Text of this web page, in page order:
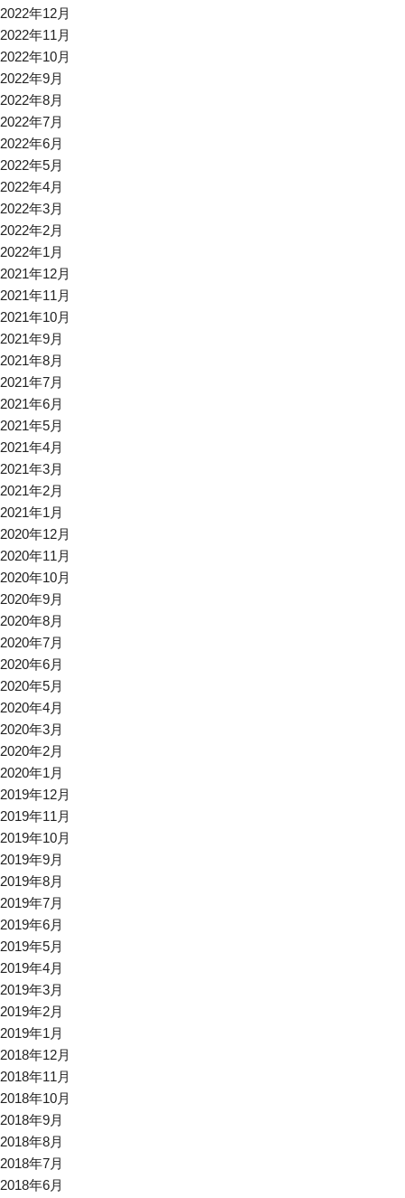
2022年12月
2022年11月
2022年10月
2022年9月
2022年8月
2022年7月
2022年6月
2022年5月
2022年4月
2022年3月
2022年2月
2022年1月
2021年12月
2021年11月
2021年10月
2021年9月
2021年8月
2021年7月
2021年6月
2021年5月
2021年4月
2021年3月
2021年2月
2021年1月
2020年12月
2020年11月
2020年10月
2020年9月
2020年8月
2020年7月
2020年6月
2020年5月
2020年4月
2020年3月
2020年2月
2020年1月
2019年12月
2019年11月
2019年10月
2019年9月
2019年8月
2019年7月
2019年6月
2019年5月
2019年4月
2019年3月
2019年2月
2019年1月
2018年12月
2018年11月
2018年10月
2018年9月
2018年8月
2018年7月
2018年6月